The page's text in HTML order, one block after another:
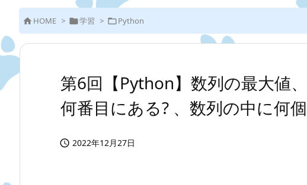
 HOME > 学習 > Python
第6回【Python】数列の最大値
何番目にある? 、数列の中に何
 2022年12月27日